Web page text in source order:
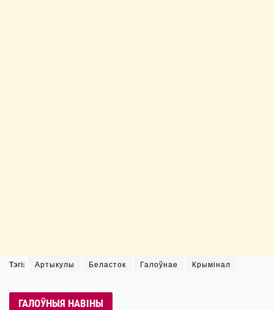
Тэгі: Артыкулы Беласток Галоўнае Крымінал
ГАЛОЎНЫЯ НАВІНЫ